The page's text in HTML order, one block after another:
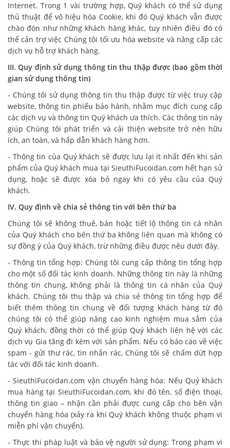
Internet. Trong 1 vài trường hợp, Quý khách có thể sử dụng
thủ thuật để vô hiệu hóa Cookie, khi đó Quý khách vẫn được
chào đón như những khách hàng khác, tuy nhiên điều đó có
thể cản trợ việc Chúng tôi tối ưu hóa website và nâng cấp các
dịch vụ hỗ trợ khách hàng.
III. Quy định sử dụng thông tin thu thập được (bao gồm thời
gian sử dụng thông tin)
- Chúng tôi sử dụng thông tin thu thập được từ việc truy cập
website, thông tin phiếu bảo hành, nhằm mục đích cung cấp
các dịch vụ và thông tin Quý khách ưa thích. Các thông tin này
giúp Chúng tôi phát triển và cải thiện website trở nên hữu
ích, an toàn, và hấp dẫn khách hàng hơn.
- Thông tin của Quý khách sẽ được lưu lại ít nhất đến khi sản
phẩm của Quý khách mua tại SieuthiFucoidan.com hết hạn sử
dụng, hoặc sẽ được xóa bỏ ngay khi có yêu cầu của Quý
khách.
IV. Quy định về chia sẻ thông tin với bên thứ ba
Chúng tôi sẽ không thuê, bán hoặc tiết lộ thông tin cá nhân
của Quý khách cho bên thứ ba không liên quan mà không có
sự đồng ý của Quý khách, trừ những điều được nêu dưới đây.
- Thông tin tổng hợp: Chúng tôi cung cấp thông tin tổng hợp
cho một số đối tác kinh doanh. Những thông tin này là những
thông tin chung, không phải là thông tin cá nhân của Quý
khách. Chúng tôi thu thập và chia sẻ thông tin tổng hợp để
biết thêm thông tin chung về đối tượng khách hàng từ đó
chúng tôi có thể giúp nâng cao kinh nghiệm mua sắm của
Quý khách, đồng thời có thể giúp Quý khách liên hệ với các
dịch vụ Gia tăng đi kèm với sản phẩm. Nếu có báo cáo về việc
spam - gửi thư rác, tin nhắn rác, Chúng tôi sẽ chấm dứt hợp
tác với đối tác kinh doanh.
- SieuthiFucoidan.com vận chuyển hàng hóa: Nếu Quý khách
mua hàng tại SieuthiFucoidan.com, khi đó tên, số điện thoại,
thông tin giao – nhận cần phải được cung cấp cho bên vận
chuyển hàng hóa (xảy ra khi Quý khách không thuộc phạm vi
miễn phí vận chuyển).
- Thực thi pháp luật và bảo vệ người sử dụng: Trong phạm vi